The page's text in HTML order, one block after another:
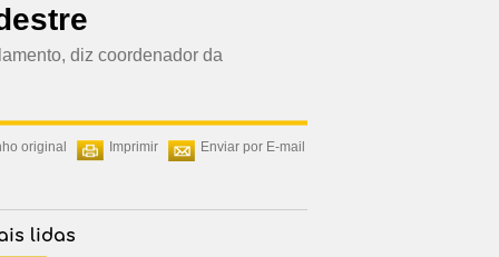
diz coordenador da
Enviar por E-mail
Imprimir
original
lidas